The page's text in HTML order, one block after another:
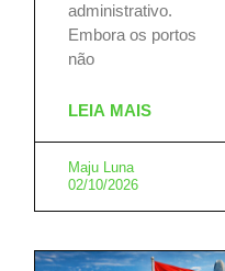
administrativo.
Embora os portos
não
LEIA MAIS
Maju Luna
02/10/2026